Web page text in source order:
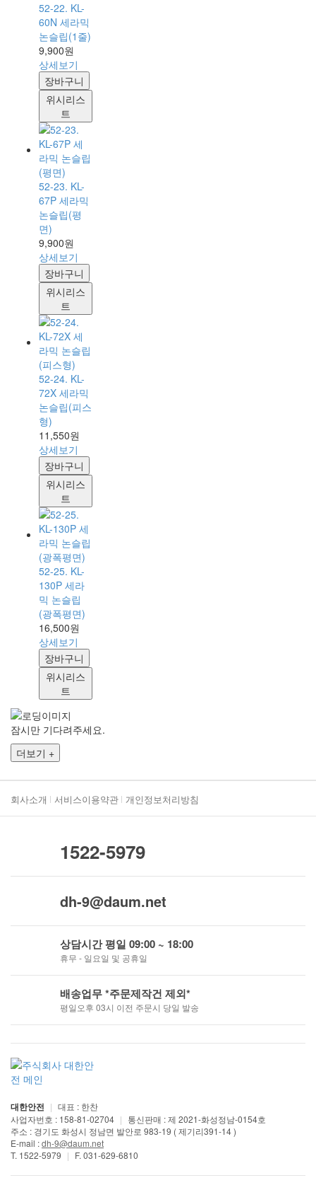
52-22. KL-
60N 세라믹
논슬립(1줄)
9,900원
상세보기
장바구니
위시리스
트
52-23. KL-
67P 세라믹
논슬립(평
면)
9,900원
상세보기
장바구니
위시리스
트
52-24. KL-
72X 세라믹
논슬립(피스
형)
11,550원
상세보기
장바구니
위시리스
트
52-25. KL-
130P 세라
믹 논슬립
(광폭평면)
16,500원
상세보기
장바구니
위시리스
트
잠시만 기다려주세요.
더보기 +
회사소개 서비스이용약관 개인정보처리방침
1522-5979
dh-9@daum.net
상담시간 평일 09:00 ~ 18:00
휴무 - 일요일 및 공휴일
배송업무 *주문제작건 제외*
평일오후 03시 이전 주문시 당일 발송
대한안전 | 대표 : 한찬
사업자번호 : 158-81-02704 | 통신판매 : 제 2021-화성정남-0154호
주소 : 경기도 화성시 정남면 발안로 983-19 ( 제기리391-14 )
E-mail :dh-9@daum.net
T. 1522-5979 | F. 031-629-6810